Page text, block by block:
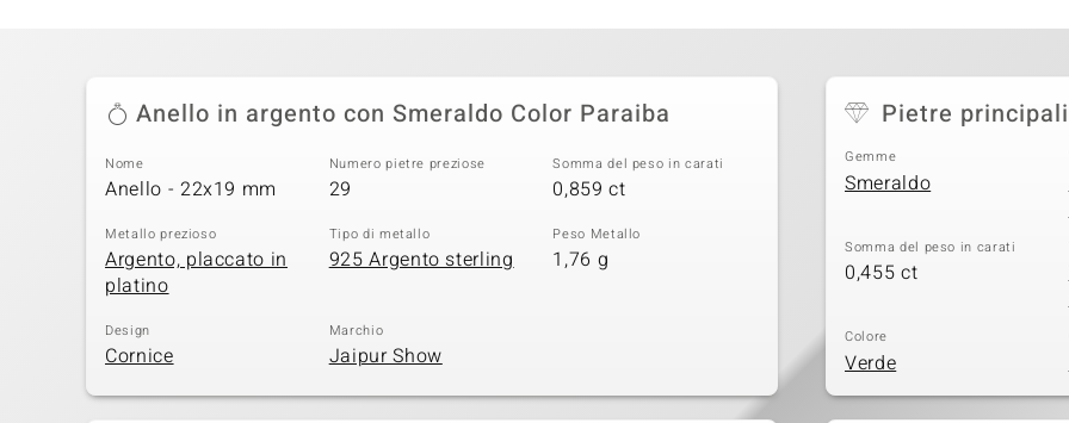
Anello in argento con Smeraldo Color Paraiba
Nome
Anello - 22x19 mm
Numero pietre preziose
29
Somma del peso in carati
0,859 ct
Metallo prezioso
Argento, placcato in
platino
Tipo di metallo
925 Argento sterling
Peso Metallo
1,76 g
Design
Cornice
Marchio
Jaipur Show
Pietre principali
Gemme
Smeraldo
Somma del peso in carati
0,455 ct
Colore
Verde